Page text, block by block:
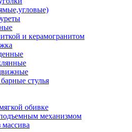
и керамогранитом
стулья
обивке
механизмом